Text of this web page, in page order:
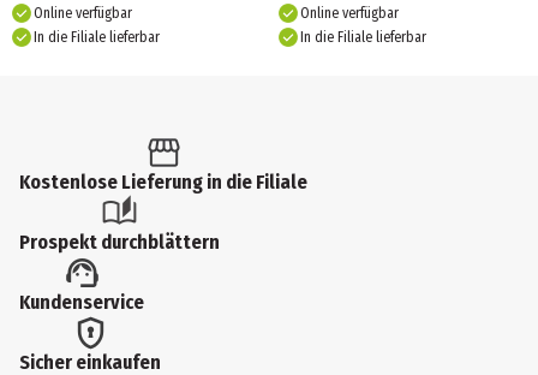
Online verfügbar
In die Filiale lieferbar
Online verfügbar
In die Filiale lieferbar
Kostenlose Lieferung in die Filiale
Prospekt durchblättern
Kundenservice
Sicher einkaufen